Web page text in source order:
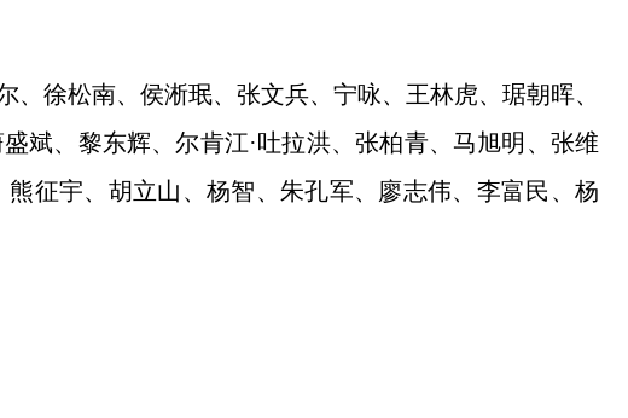
徐松南、侯淅珉、张文兵、宁咏、王林虎、琚朝晖、
斌、黎东辉、尔肯江·吐拉洪、张柏青、马旭明、张维
征宇、胡立山、杨智、朱孔军、廖志伟、李富民、杨